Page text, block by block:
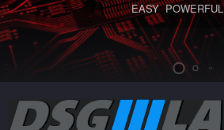
EASY POWERFUL